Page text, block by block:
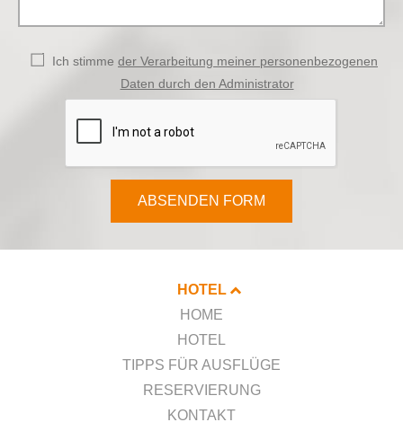
Ich stimme der Verarbeitung meiner personenbezogenen
Daten durch den Administrator
ABSENDEN FORM
HOTEL
HOME
HOTEL
TIPPS FÜR AUSFLÜGE
RESERVIERUNG
KONTAKT